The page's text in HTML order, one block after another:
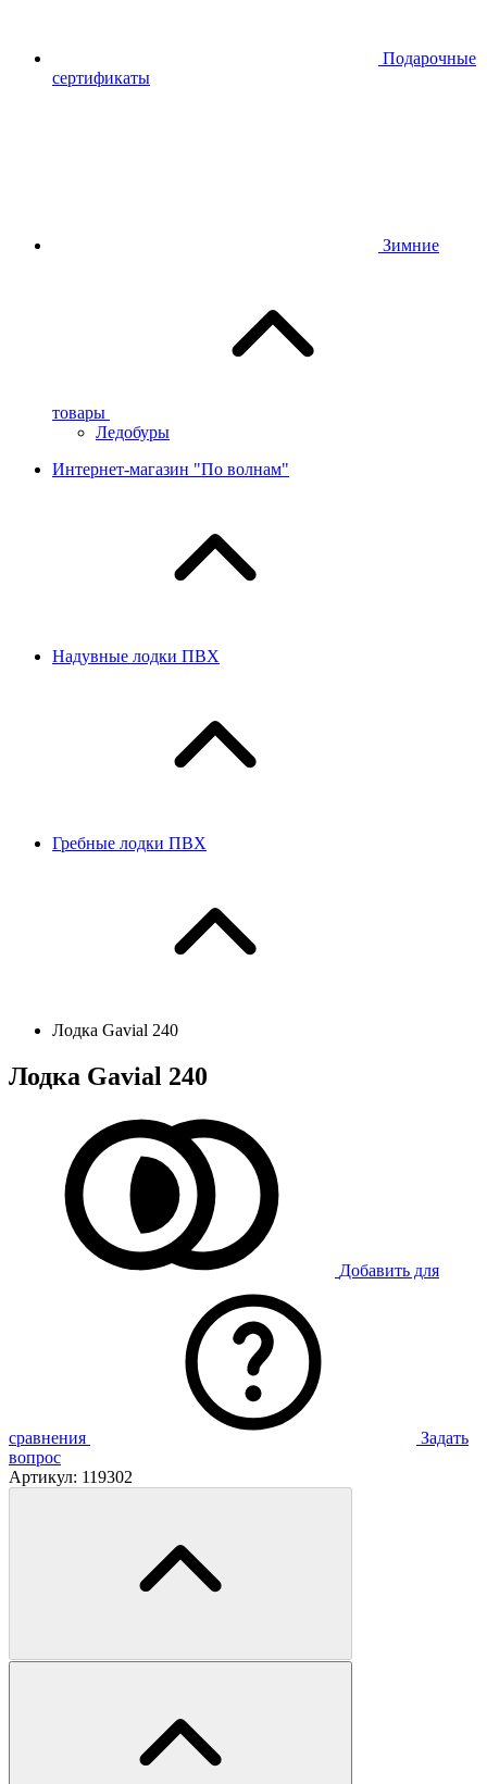
Подарочные
сертификаты
Зимние
товары
Ледобуры
Интернет-магазин "По волнам"
Надувные лодки ПВХ
Гребные лодки ПВХ
Лодка Gavial 240
Лодка Gavial 240
Добавить для
сравнения
Задать
вопрос
Артикул: 119302